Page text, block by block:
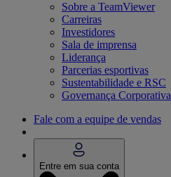
Sobre a TeamViewer
Carreiras
Investidores
Sala de imprensa
Liderança
Parcerias esportivas
Sustentabilidade e RSC
Governança Corporativa
Fale com a equipe de vendas
Entre em sua conta